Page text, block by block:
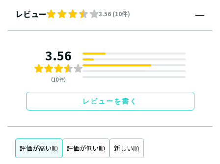
レビュー 3.56 (10件)
3.56
（10件）
レビューを書く
評価が高い順 評価が低い順 新しい順